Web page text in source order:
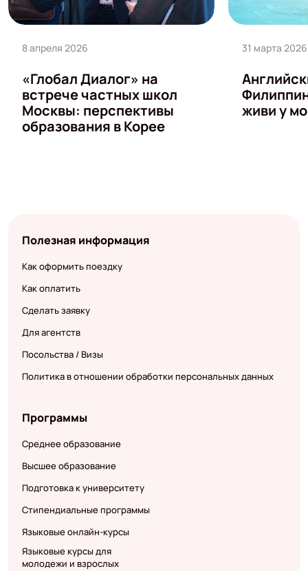
8 апреля 2026
«Глобал Диалог» на
встрече частных школ
Москвы: перспективы
образования в Корее
31 марта 2026
живи у
Полезная информация
Как оформить поездку
Как оплатить
Сделать заявку
Для агентств
Посольства / Визы
Политика в отношении обработки персональных данных
Программы
Среднее образование
Высшее образование
Подготовка к университету
Стипендиальные программы
Языковые онлайн-курсы
Языковые курсы для
молодежи и взрослых